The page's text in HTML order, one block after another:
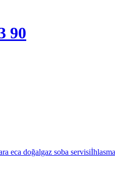
90
eca doğalgaz soba servisi